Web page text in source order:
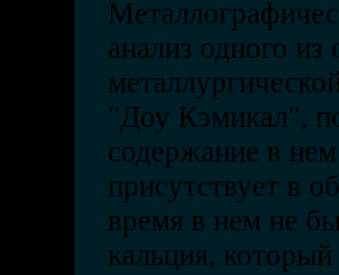
анализ одного
"Доу Кэмикал",
содержание в
присутствует в
время в нем не
кальция, который